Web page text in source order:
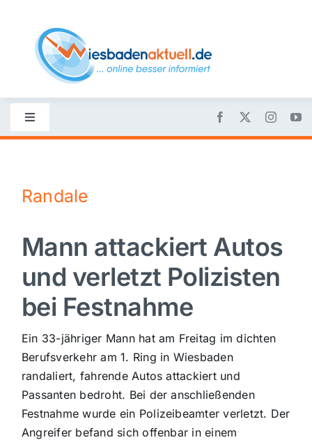
content
Toggle
Navigation
Nachrichten
Politik
Wirtschaft
Sport
Kultur
Panorama
Randale
Mann attackiert Autos
und verletzt Polizisten
bei Festnahme
Ein 33-jähriger Mann hat am Freitag im dichten
Berufsverkehr am 1. Ring in Wiesbaden
randaliert, fahrende Autos attackiert und
Passanten bedroht. Bei der anschließenden
Festnahme wurde ein Polizeibeamter verletzt. Der
Angreifer befand sich offenbar in einem